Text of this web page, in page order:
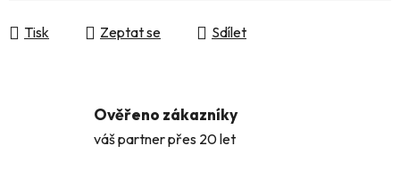
Tisk Zeptat se Sdílet
Ověřeno zákazníky
váš partner přes 20 let